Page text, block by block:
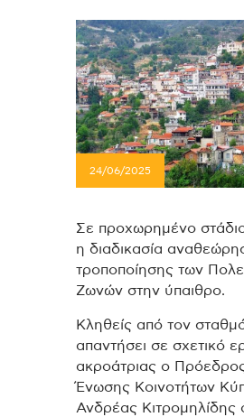
24/06/2025
Σε προχωρημένο στάδιο
η διαδικασία
τροποποίησης των
Ζωνών στην ύπαιθρο.
Κληθείς από τον
απαντήσει σε σχετικό
ακροάτριας ο
Ένωσης Κοινοτήτων
Ανδρέας Κιτρομηλίδης